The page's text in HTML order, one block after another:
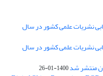
نشریات علمی کشور در سال
نشریات علمی کشور در سال
1400-01-26